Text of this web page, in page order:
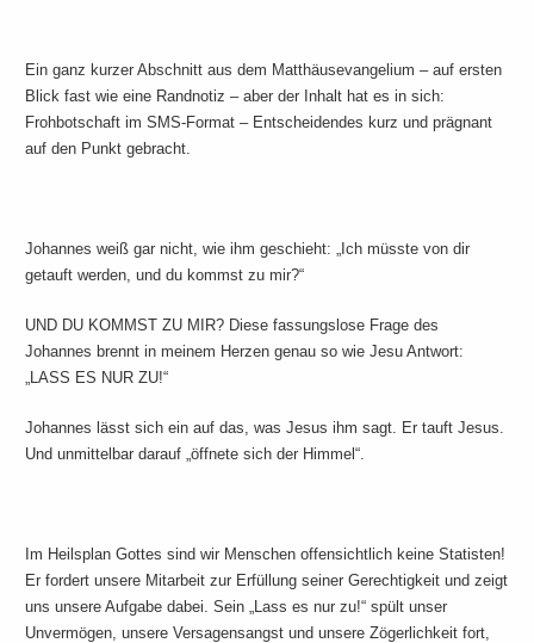
Ein ganz kurzer Abschnitt aus dem Matthäusevangelium – auf ersten
Blick fast wie eine Randnotiz – aber der Inhalt hat es in sich:
Frohbotschaft im SMS-Format – Entscheidendes kurz und prägnant
auf den Punkt gebracht.
Johannes weiß gar nicht, wie ihm geschieht: „Ich müsste von dir
getauft werden, und du kommst zu mir?“
UND DU KOMMST ZU MIR? Diese fassungslose Frage des
Johannes brennt in meinem Herzen genau so wie Jesu Antwort:
„LASS ES NUR ZU!“
Johannes lässt sich ein auf das, was Jesus ihm sagt. Er tauft Jesus.
Und unmittelbar darauf „öffnete sich der Himmel“.
Im Heilsplan Gottes sind wir Menschen offensichtlich keine Statisten!
Er fordert unsere Mitarbeit zur Erfüllung seiner Gerechtigkeit und zeigt
uns unsere Aufgabe dabei. Sein „Lass es nur zu!“ spült unser
Unvermögen, unsere Versagensangst und unsere Zögerlichkeit fort,